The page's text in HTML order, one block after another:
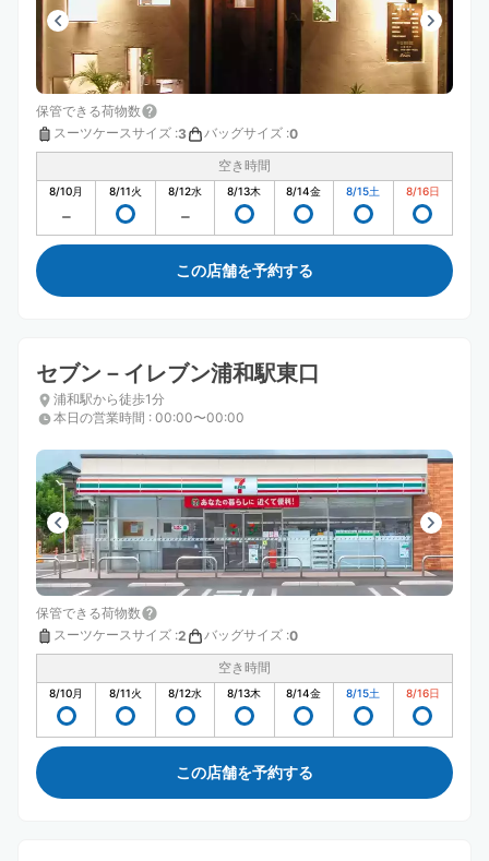
保管できる荷物数
スーツケースサイズ :3 バッグサイズ :0
空き時間
8/10月 8/11火 8/12水 8/13木 8/14金 8/15土 8/16日
この店舗を予約する
セブン－イレブン浦和駅東口
浦和駅から徒歩1分
本日の営業時間 : 00:00〜00:00
保管できる荷物数
スーツケースサイズ :2 バッグサイズ :0
空き時間
8/10月 8/11火 8/12水 8/13木 8/14金 8/15土 8/16日
この店舗を予約する